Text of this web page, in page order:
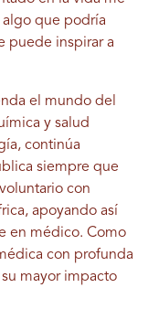
que podría
puede inspirar a
el mundo del
y salud
continúa
siempre que
con
apoyando así
en médico. Como
con profunda
mayor impacto